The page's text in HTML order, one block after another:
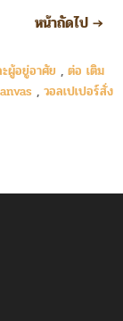
หน้าถัดไป→
ผู้อยู่อาศัย , ต่อ เติม
, วอลเปเปอร์สั่ง